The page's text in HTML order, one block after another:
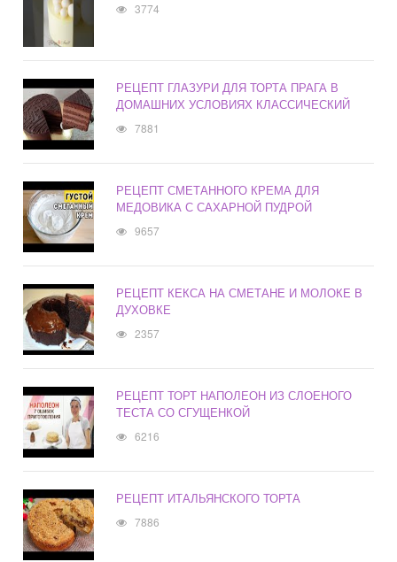
3774
РЕЦЕПТ ГЛАЗУРИ ДЛЯ ТОРТА ПРАГА В
ДОМАШНИХ УСЛОВИЯХ КЛАССИЧЕСКИЙ
7881
РЕЦЕПТ СМЕТАННОГО КРЕМА ДЛЯ
МЕДОВИКА С САХАРНОЙ ПУДРОЙ
9657
РЕЦЕПТ КЕКСА НА СМЕТАНЕ И МОЛОКЕ В
ДУХОВКЕ
2357
РЕЦЕПТ ТОРТ НАПОЛЕОН ИЗ СЛОЕНОГО
ТЕСТА СО СГУЩЕНКОЙ
6216
РЕЦЕПТ ИТАЛЬЯНСКОГО ТОРТА
7886